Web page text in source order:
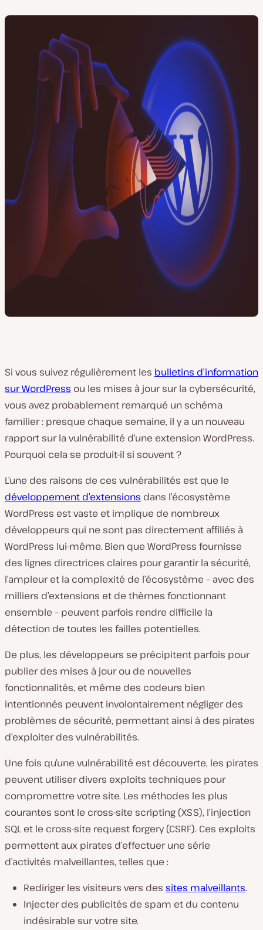
Si vous suivez régulièrement les bulletins d’information
sur WordPress ou les mises à jour sur la cybersécurité,
vous avez probablement remarqué un schéma
familier : presque chaque semaine, il y a un nouveau
rapport sur la vulnérabilité d’une extension WordPress.
Pourquoi cela se produit-il si souvent ?
L’une des raisons de ces vulnérabilités est que le
développement d’extensions dans l’écosystème
WordPress est vaste et implique de nombreux
développeurs qui ne sont pas directement affiliés à
WordPress lui-même. Bien que WordPress fournisse
des lignes directrices claires pour garantir la sécurité,
l’ampleur et la complexité de l’écosystème – avec des
milliers d’extensions et de thèmes fonctionnant
ensemble – peuvent parfois rendre difficile la
détection de toutes les failles potentielles.
De plus, les développeurs se précipitent parfois pour
publier des mises à jour ou de nouvelles
fonctionnalités, et même des codeurs bien
intentionnés peuvent involontairement négliger des
problèmes de sécurité, permettant ainsi à des pirates
d’exploiter des vulnérabilités.
Une fois qu’une vulnérabilité est découverte, les pirates
peuvent utiliser divers exploits techniques pour
compromettre votre site. Les méthodes les plus
courantes sont le cross-site scripting (XSS), l’injection
SQL et le cross-site request forgery (CSRF). Ces exploits
permettent aux pirates d’effectuer une série
d’activités malveillantes, telles que :
Rediriger les visiteurs vers des sites malveillants.
Injecter des publicités de spam et du contenu
indésirable sur votre site.